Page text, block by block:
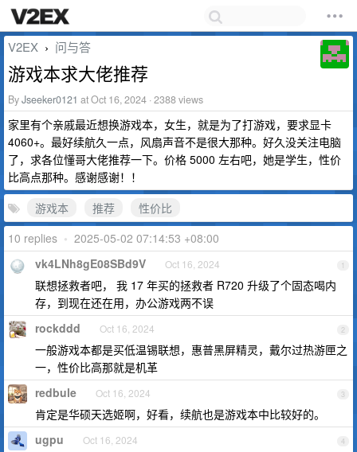
V2EX › 问与答
游戏本求大佬推荐
ByJseeker0121 at Oct 16, 2024 · 2388 views
家里有个亲戚最近想换游戏本，女生，就是为了打游戏，要求显卡
4060+。最好续航久一点，风扇声音不是很大那种。好久没关注电脑
了，求各位懂哥大佬推荐一下。价格 5000 左右吧，她是学生，性价
比高点那种。感谢感谢！！
游戏本
推荐
性价比
10 replies • 2025-05-02 07:14:53 +08:00
1
vk4LNh8gE08SBd9V Oct 16, 2024
联想拯救者吧， 我 17 年买的拯救者 R720 升级了个固态喝内
存，到现在还在用，办公游戏两不误
2
rockddd Oct 16, 2024
一般游戏本都是买低温锡联想，惠普黑屏精灵，戴尔过热游匣之
一，性价比高那就是机革
3
redbule Oct 16, 2024
肯定是华硕天选姬啊，好看，续航也是游戏本中比较好的。
4
ugpu Oct 16, 2024